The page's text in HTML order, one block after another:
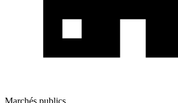
Marchés publics